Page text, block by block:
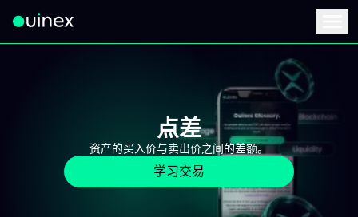
点差
资产的买入价与卖出价之间的差额。
学习交易